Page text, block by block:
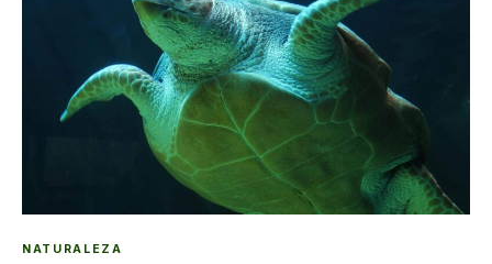
NATURALEZA